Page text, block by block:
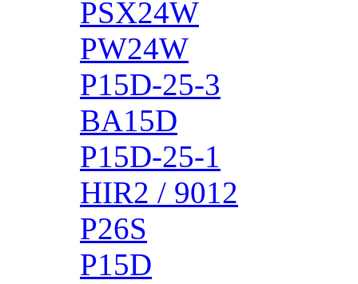
PSX24W
PW24W
P15D-25-3
BA15D
P15D-25-1
HIR2 / 9012
P26S
P15D